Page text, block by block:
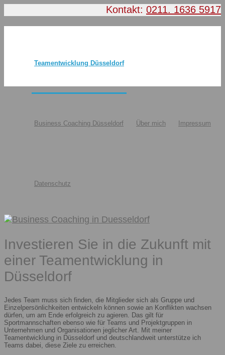
Kontakt: 0211. 1636 5917
Teamentwicklung Düsseldorf
Business Coaching Düsseldorf Über mich Impressum
Datenschutz
Investieren Sie in die Zukunft mit
einer Teamentwicklung in
Düsseldorf
Jedes Team muss sich finden, die Mitglieder sich als Gruppe und
Einzelpersönlichkeiten entwickeln können sowie an Konflikten wachsen
dürfen, um am Ende erfolgreich zu agieren. Das gilt für
Sportmannschaften ebenso wie für Teams und Projektgruppen in
Unternehmen und Organisationen jeglicher Art. Mit meiner
Teamentwicklung in Düsseldorf und deutschlandweit unterstütze ich
Teams dabei, diese Ziele zu erreichen.